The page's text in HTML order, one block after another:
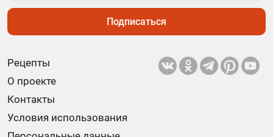
Рецепты
О проекте
Контакты
Условия использования
Подписаться